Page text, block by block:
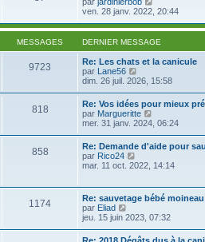
r
m
e
s
s
a
g
e
e
r
n
e
r
m
s
s
a
e
o
r
l
d
e
r
n
i
e
m
e
s
a
ven. 28 janv. 2022, 20:44
MESSAGES DERNIER MESSAGE
9723
Re: Les chats et la canicule
par Lane56
o
l
e
d
e
r
i
r
m
e
s
s
a
dim. 26 juil. 2026, 15:58
818
Re: Vos idées pour mieux
par Margueritte
o
r
l
e
d
r
n
e
r
m
mer. 31 janv. 2024, 06:24
858
Re: Demande d'aide pour
par Rico24
o
e
d
e
r
mar. 11 oct. 2022, 14:14
1174
Re: sauvetage bébé
par Eliad
o
r
jeu. 15 juin 2023, 07:32